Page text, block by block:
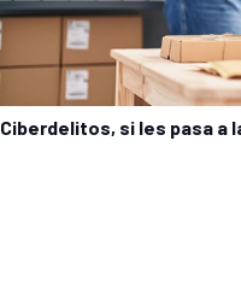
Ciberdelitos, si les pasa a